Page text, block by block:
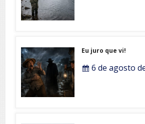
Eu juro que vi!
6 de agosto